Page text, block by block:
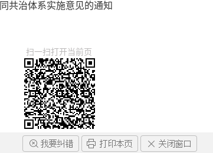
共治体系实施意见的通知
扫一扫打开当前页